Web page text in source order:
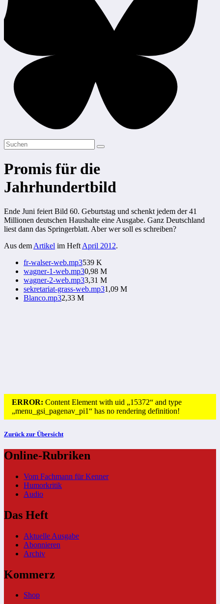
Promis für die
Jahrhundertbild
Ende Juni feiert Bild 60. Geburtstag und schenkt jedem der 41
Millionen deutschen Haushalte eine Ausgabe. Ganz Deutschland
liest dann das Springerblatt. Aber wer soll es schreiben?
Aus dem Artikel im Heft April 2012.
fr-walser-web.mp3539 K
wagner-1-web.mp30,98 M
wagner-2-web.mp33,31 M
sekretariat-grass-web.mp31,09 M
Blanco.mp32,33 M
ERROR: Content Element with uid „15372“ and type
„menu_gsi_pagenav_pi1“ has no rendering definition!
Zurück zur Übersicht
Online-Rubriken
Vom Fachmann für Kenner
Humorkritik
Audio
Das Heft
Aktuelle Ausgabe
Abonnieren
Archiv
Kommerz
Shop